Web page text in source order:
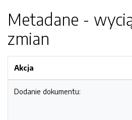
Metadane -
zmian
Akcja
Dodanie dokumentu: